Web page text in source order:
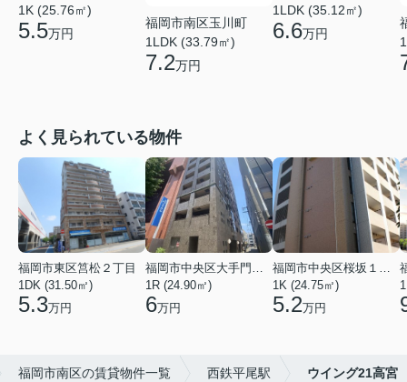
1K (25.76㎡)
5.5万円
福岡市南区玉川町
1LDK (33.79㎡)
7.2万円
1LDK (35.12㎡)
6.6万円
よく見られている物件
福岡市東区筥松２丁目
1DK (31.50㎡)
5.3万円
福岡市中央区大手門３丁目
1R (24.90㎡)
6万円
福岡市中央区桜坂１丁目
1K (24.75㎡)
5.2万円
福岡市南区の賃貸物件一覧 西鉄平尾駅 ウイング21高宮